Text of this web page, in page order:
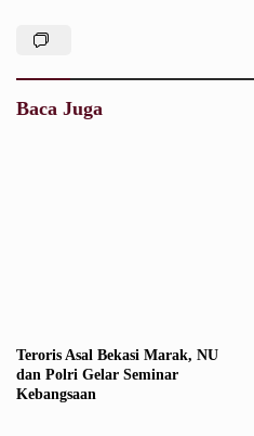
Baca Juga
Teroris Asal Bekasi Marak, NU
dan Polri Gelar Seminar
Kebangsaan